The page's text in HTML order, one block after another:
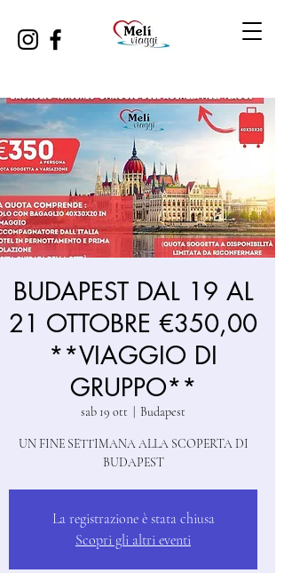
BUDAPEST DAL 19 AL
21 OTTOBRE €350,00
**VIAGGIO DI
GRUPPO**
sab 19 ott Budapest
UN FINE SETTIMANA ALLA SCOPERTA DI
BUDAPEST
La registrazione è stata chiusa
Scopri gli altri eventi